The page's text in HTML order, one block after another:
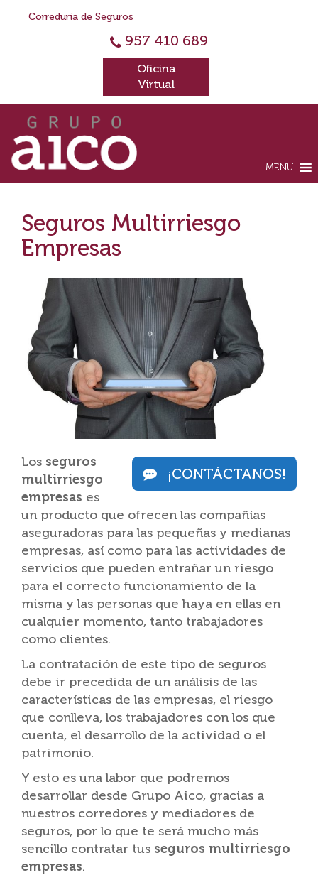
Correduría de Seguros
957 410 689
Oficina
Virtual
MENU
Seguros Multirriesgo
Empresas
¡CONTÁCTANOS!
Los seguros
multirriesgo
empresas es
un producto que ofrecen las compañías
aseguradoras para las pequeñas y medianas
empresas, así como para las actividades de
servicios que pueden entrañar un riesgo
para el correcto funcionamiento de la
misma y las personas que haya en ellas en
cualquier momento, tanto trabajadores
como clientes.
La contratación de este tipo de seguros
debe ir precedida de un análisis de las
características de las empresas, el riesgo
que conlleva, los trabajadores con los que
cuenta, el desarrollo de la actividad o el
patrimonio.
Y esto es una labor que podremos
desarrollar desde Grupo Aico, gracias a
nuestros corredores y mediadores de
seguros, por lo que te será mucho más
sencillo contratar tus seguros multirriesgo
empresas.